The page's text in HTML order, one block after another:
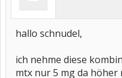
hallo schnudel,
ich nehme diese
mtx nur 5 mg da